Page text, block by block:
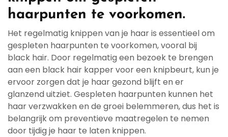
haarpunten te voorkomen.
Het regelmatig knippen van je haar is essentieel om
gespleten haarpunten te voorkomen, vooral bij
black hair. Door regelmatig een bezoek te brengen
aan een black hair kapper voor een knipbeurt, kun je
ervoor zorgen dat je haar gezond blijft en er
glanzend uitziet. Gespleten haarpunten kunnen het
haar verzwakken en de groei belemmeren, dus het is
belangrijk om preventieve maatregelen te nemen
door tijdig je haar te laten knippen.